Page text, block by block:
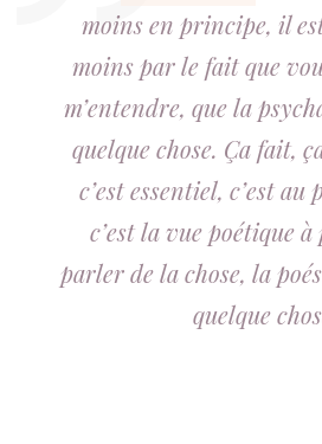
moins en principe, il
moins par le fait que
m’entendre, que la
quelque chose. Ça fait,
c’est essentiel, c’est
c’est la vue poétique
parler de la chose, la
quelque